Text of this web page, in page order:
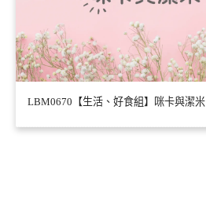
LBM0670【生活、好食組】咪卡與潔米